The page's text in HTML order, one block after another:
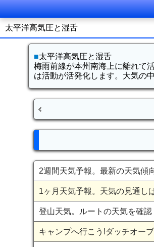
太平洋高気圧と湿舌
■太平洋高気圧と湿舌
梅雨前線が本州南海上に離れて
は活動が活発化します。大気の
2週間天気予報。最新の天気傾
1ヶ月天気予報。天気の見通し
登山天気。ルートの天気を確認
キャンプへ行こう!ダッチオー